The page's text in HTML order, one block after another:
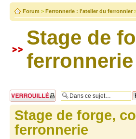
Forum > Ferronnerie : l'atelier du ferronnier
Stage de
ferronnerie
Sujet verrouillé
Stage de forge,
ferronnerie